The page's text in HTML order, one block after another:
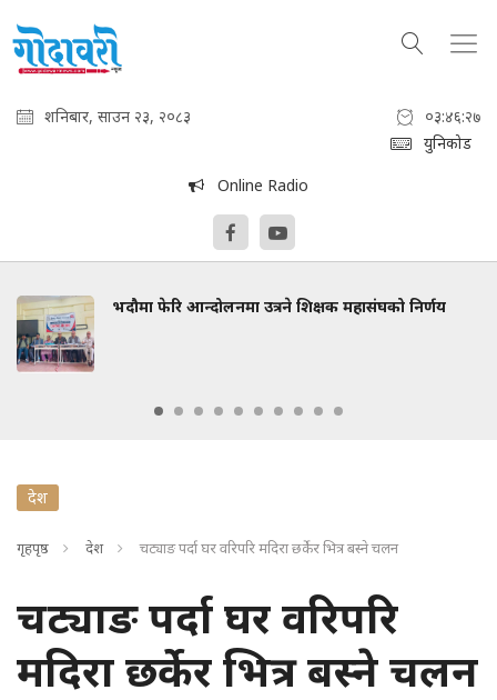
शनिबार, साउन २३, २०८३
०३:४६:२८
युनिकोड
Online Radio
भदौमा फेरि आन्दोलनमा उत्रने शिक्षक महासंघको निर्णय
देश
गृहपृष्ठ देश चट्याङ पर्दा घर वरिपरि मदिरा छर्केर भित्र बस्ने चलन
चट्याङ पर्दा घर वरिपरि
मदिरा छर्केर भित्र बस्ने चलन